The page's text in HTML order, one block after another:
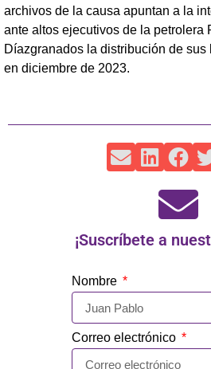
archivos de la causa apuntan a la
ante altos ejecutivos de la petrolera
Díazgranados la distribución de
en diciembre de 2023.
¡Suscríbete a
Nombre
Correo electrónico